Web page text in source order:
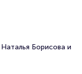
Борисова и